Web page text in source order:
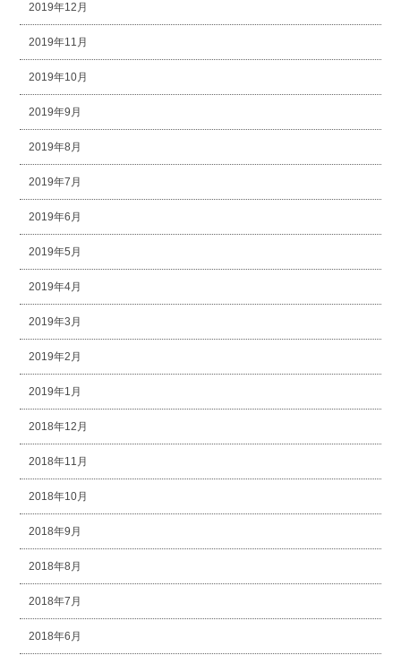
2019年12月
2019年11月
2019年10月
2019年9月
2019年8月
2019年7月
2019年6月
2019年5月
2019年4月
2019年3月
2019年2月
2019年1月
2018年12月
2018年11月
2018年10月
2018年9月
2018年8月
2018年7月
2018年6月